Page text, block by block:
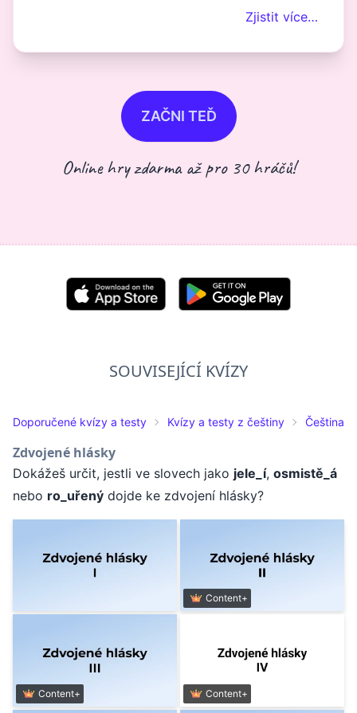
Zjistit více…
ZAČNI TEĎ
Online hry zdarma až pro 30 hráčů!
SOUVISEJÍCÍ KVÍZY
Doporučené kvízy a testy Kvízy a testy z češtiny Čeština
Zdvojené hlásky
Dokážeš určit, jestli ve slovech jako jele_í, osmistě_á
nebo ro_uřený dojde ke zdvojení hlásky?
Content+
Content+ Content+